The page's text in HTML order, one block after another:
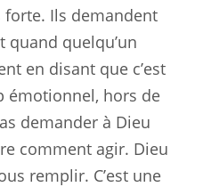
Ils demandent
quand quelqu’un
en disant que c’est
émotionnel, hors de
demander à Dieu
comment agir. Dieu
remplir. C’est une